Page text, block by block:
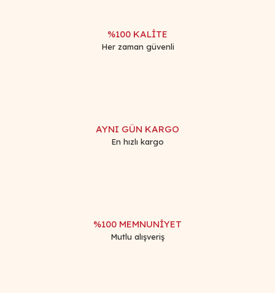
%100 KALİTE
Her zaman güvenli
AYNI GÜN KARGO
En hızlı kargo
%100 MEMNUNİYET
Mutlu alışveriş